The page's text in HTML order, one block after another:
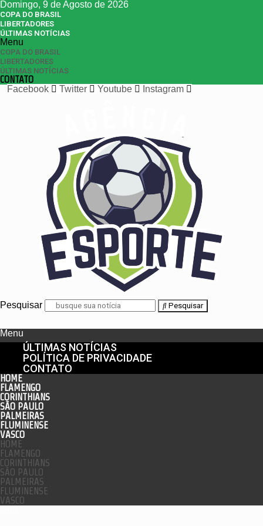
Domingo, 9 de Agosto de 2026
COPA DO BRASIL
LIBERTADORES
ÚLTIMAS NOTÍCIAS
Menu
COPA DO BRASIL
LIBERTADORES
ÚLTIMAS NOTÍCIAS
CONTATO
Facebook
Twitter Youtube Instagram
Pesquisar Pesquisar
Menu
ÚLTIMAS NOTÍCIAS
POLÍTICA DE PRIVACIDADE
CONTATO
HOME
FLAMENGO
CORINTHIANS
SÃO PAULO
PALMEIRAS
FLUMINENSE
VASCO
HOME
FLAMENGO
CORINTHIANS
SÃO PAULO
PALMEIRAS
FLUMINENSE
VASCO